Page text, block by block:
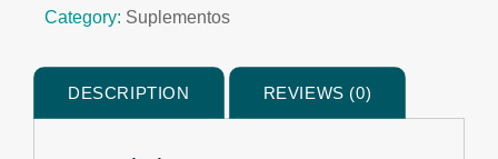
Category: Suplementos
DESCRIPTION REVIEWS (0)